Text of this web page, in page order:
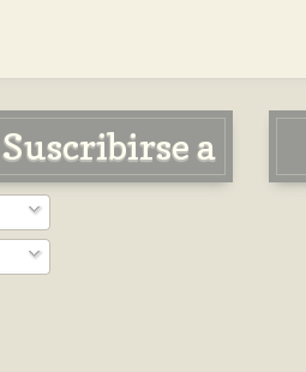
Suscribirse a